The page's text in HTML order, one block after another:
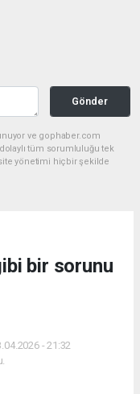
Gönder
ve gophaber.com
tüm sorumluluğu tek
yönetimi hiçbir şekilde
bir sorunu
- 21:32